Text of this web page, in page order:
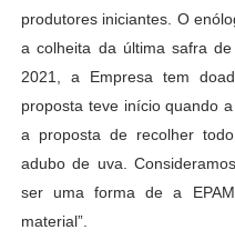
produtores iniciantes. O
a colheita da última safra
2021, a Empresa tem
proposta teve início quando
a proposta de recolher
adubo de uva.
ser uma forma de a
material”.